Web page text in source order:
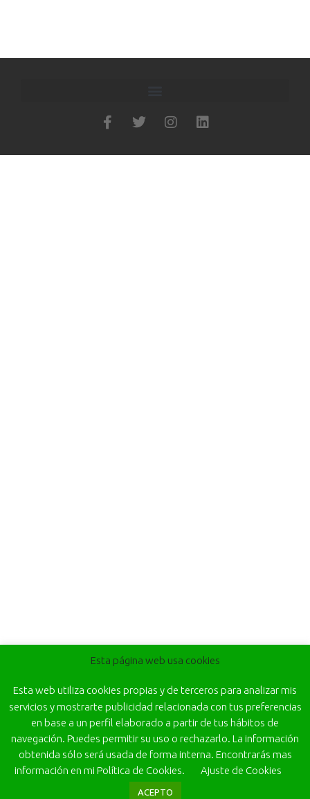
Esta página web usa cookies
Esta web utiliza cookies propias y de terceros para analizar mis
servicios y mostrarte publicidad relacionada con tus preferencias
en base a un perfil elaborado a partir de tus hábitos de
navegación. Puedes permitir su uso o rechazarlo. La información
obtenida sólo será usada de forma interna. Encontrarás mas
información en mi Política de Cookies.
Ajuste de Cookies
ACEPTO